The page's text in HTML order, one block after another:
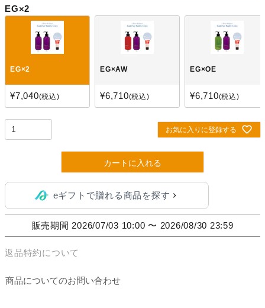
EG×2
EG×2
¥7,040 税込
EG×AW
¥6,710 税込
EG×OE
¥6,710 税込
お気に入りに登録する
カートに入れる
eギフトで贈れる商品を探す
販売期間 2026/07/03 10:00 〜 2026/08/30 23:59
返品特約について
商品についてのお問い合わせ